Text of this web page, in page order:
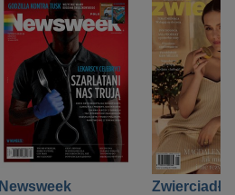
Newsweek
Zwierciadło